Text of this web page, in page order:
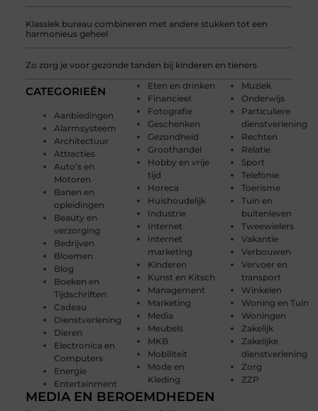
Klassiek bureau combineren met andere stukken tot een
harmonieus geheel
Zo zorg je voor gezonde tanden bij kinderen en tieners
CATEGORIEËN
Aanbiedingen
Alarmsysteem
Architectuur
Attracties
Auto’s en
Motoren
Banen en
opleidingen
Beauty en
verzorging
Bedrijven
Bloemen
Blog
Boeken en
Tijdschriften
Cadeau
Dienstverlening
Dieren
Electronica en
Computers
Energie
Entertainment
Eten en drinken
Financieel
Fotografie
Geschenken
Gezondheid
Groothandel
Hobby en vrije
tijd
Horeca
Huishoudelijk
Industrie
Internet
Internet
marketing
Kinderen
Kunst en Kitsch
Management
Marketing
Media
Meubels
MKB
Mobiliteit
Mode en
Kleding
Muziek
Onderwijs
Particuliere
dienstverlening
Rechten
Relatie
Sport
Telefonie
Toerisme
Tuin en
buitenleven
Tweewielers
Vakantie
Verbouwen
Vervoer en
transport
Winkelen
Woning en Tuin
Woningen
Zakelijk
Zakelijke
dienstverlening
Zorg
ZZP
MEDIA EN BEROEMDHEDEN